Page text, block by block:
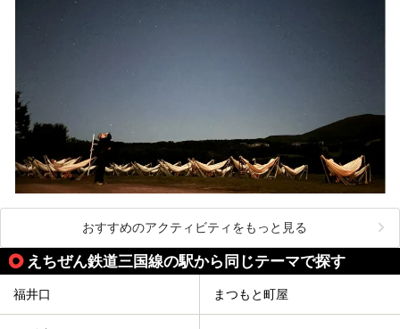
おすすめのアクティビティをもっと見る
えちぜん鉄道三国線の駅から同じテーマで探す
福井口 まつもと町屋